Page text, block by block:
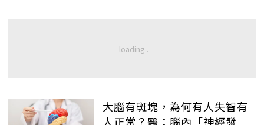
大腦有斑塊，為何有人失智有
人正常？醫：腦內「神經發